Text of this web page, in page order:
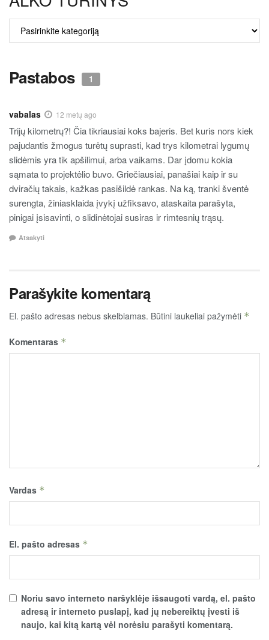
ALKO
TURINYS
Pastabos 1
vabalas 12 metų ago
Trijų kilometrų?! Čia tikriausiai koks bajeris. Bet kuris nors kiek
pajudantis žmogus turėtų suprasti, kad trys kilometrai lygumų
slidėmis yra tik apšilimui, arba vaikams. Dar įdomu kokia
sąmata to projektėlio buvo. Griečiausiai, panašiai kaip ir su
dviračių takais, kažkas pasišildė rankas. Na ką, tranki šventė
surengta, žiniasklaida įvykį užfiksavo, ataskaita parašyta,
pinigai įsisavinti, o slidinėtojai susiras ir rimtesnių trąsų.
Atsakyti
Parašykite komentarą
El. pašto adresas nebus skelbiamas. Būtini laukeliai pažymėti *
Komentaras *
Vardas *
El. pašto adresas *
Noriu savo interneto naršyklėje išsaugoti vardą, el. pašto
adresą ir interneto puslapį, kad jų nebereiktų įvesti iš
naujo, kai kitą kartą vėl norėsiu parašyti komentarą.